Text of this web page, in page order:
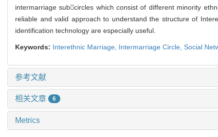
intermarriage subcircles which consist of different minority
reliable and valid approach to understand the structure of
identification technology are especially useful.
Keywords: Interethnic Marriage, Intermarriage Circle, Social
参考文献
相关文章 6
Metrics